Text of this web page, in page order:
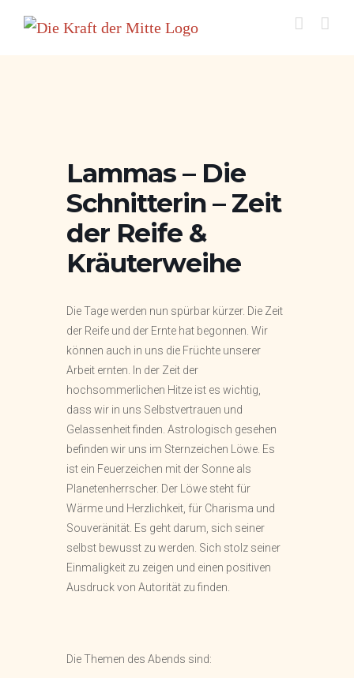
Inhalt
Lammas – Die
Schnitterin – Zeit
der Reife &
Kräuterweihe
Die Tage werden nun spürbar kürzer. Die Zeit
der Reife und der Ernte hat begonnen. Wir
können auch in uns die Früchte unserer
Arbeit ernten. In der Zeit der
hochsommerlichen Hitze ist es wichtig,
dass wir in uns Selbstvertrauen und
Gelassenheit finden. Astrologisch gesehen
befinden wir uns im Sternzeichen Löwe. Es
ist ein Feuerzeichen mit der Sonne als
Planetenherrscher. Der Löwe steht für
Wärme und Herzlichkeit, für Charisma und
Souveränität. Es geht darum, sich seiner
selbst bewusst zu werden. Sich stolz seiner
Einmaligkeit zu zeigen und einen positiven
Ausdruck von Autorität zu finden.
Die Themen des Abends sind: